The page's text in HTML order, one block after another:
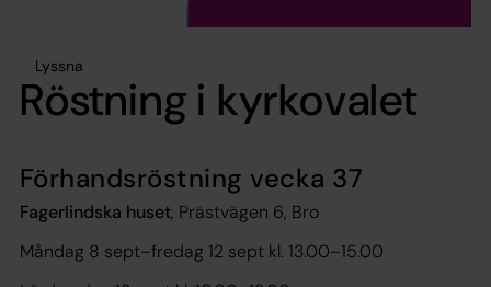
Lyssna
Röstning i kyrkovalet
Förhandsröstning vecka 37
Fagerlindska huset, Prästvägen 6, Bro
Måndag 8 sept–fredag 12 sept kl. 13.00–15.00